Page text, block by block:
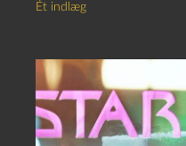
Ét indlæg